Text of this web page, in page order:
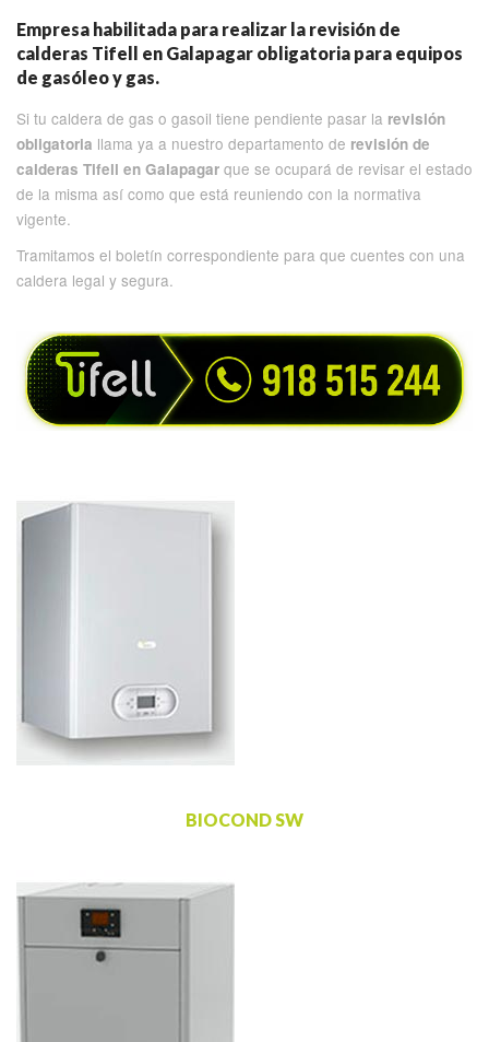
Empresa habilitada para realizar la revisión de
calderas Tifell en Galapagar obligatoria para equipos
de gasóleo y gas.
Si tu caldera de gas o gasoil tiene pendiente pasar la revisión
obligatoria llama ya a nuestro departamento de revisión de
calderas Tifell en Galapagar que se ocupará de revisar el estado
de la misma así como que está reuniendo con la normativa
vigente.
Tramitamos el boletín correspondiente para que cuentes con una
caldera legal y segura.
BIOCOND SW